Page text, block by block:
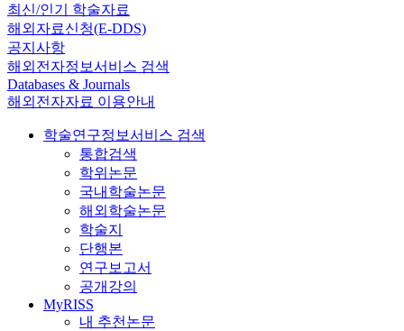
최신/인기 학술자료
해외자료신청(E-DDS)
공지사항
해외전자정보서비스 검색
Databases & Journals
해외전자자료 이용안내
학술연구정보서비스 검색
통합검색
학위논문
국내학술논문
해외학술논문
학술지
단행본
연구보고서
공개강의
MyRISS
내 추천논문